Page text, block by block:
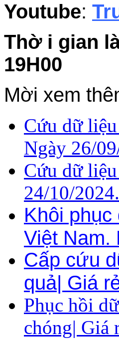
Youtube:
Thờ i gian
19H00
Mời xem
Cứu dữ
Ngày 26/
Cứu dữ
24/10/2024.
Khôi
Việt Nam.
Cấp cứu
quả| Giá
Phục hồi
chóng| Giá